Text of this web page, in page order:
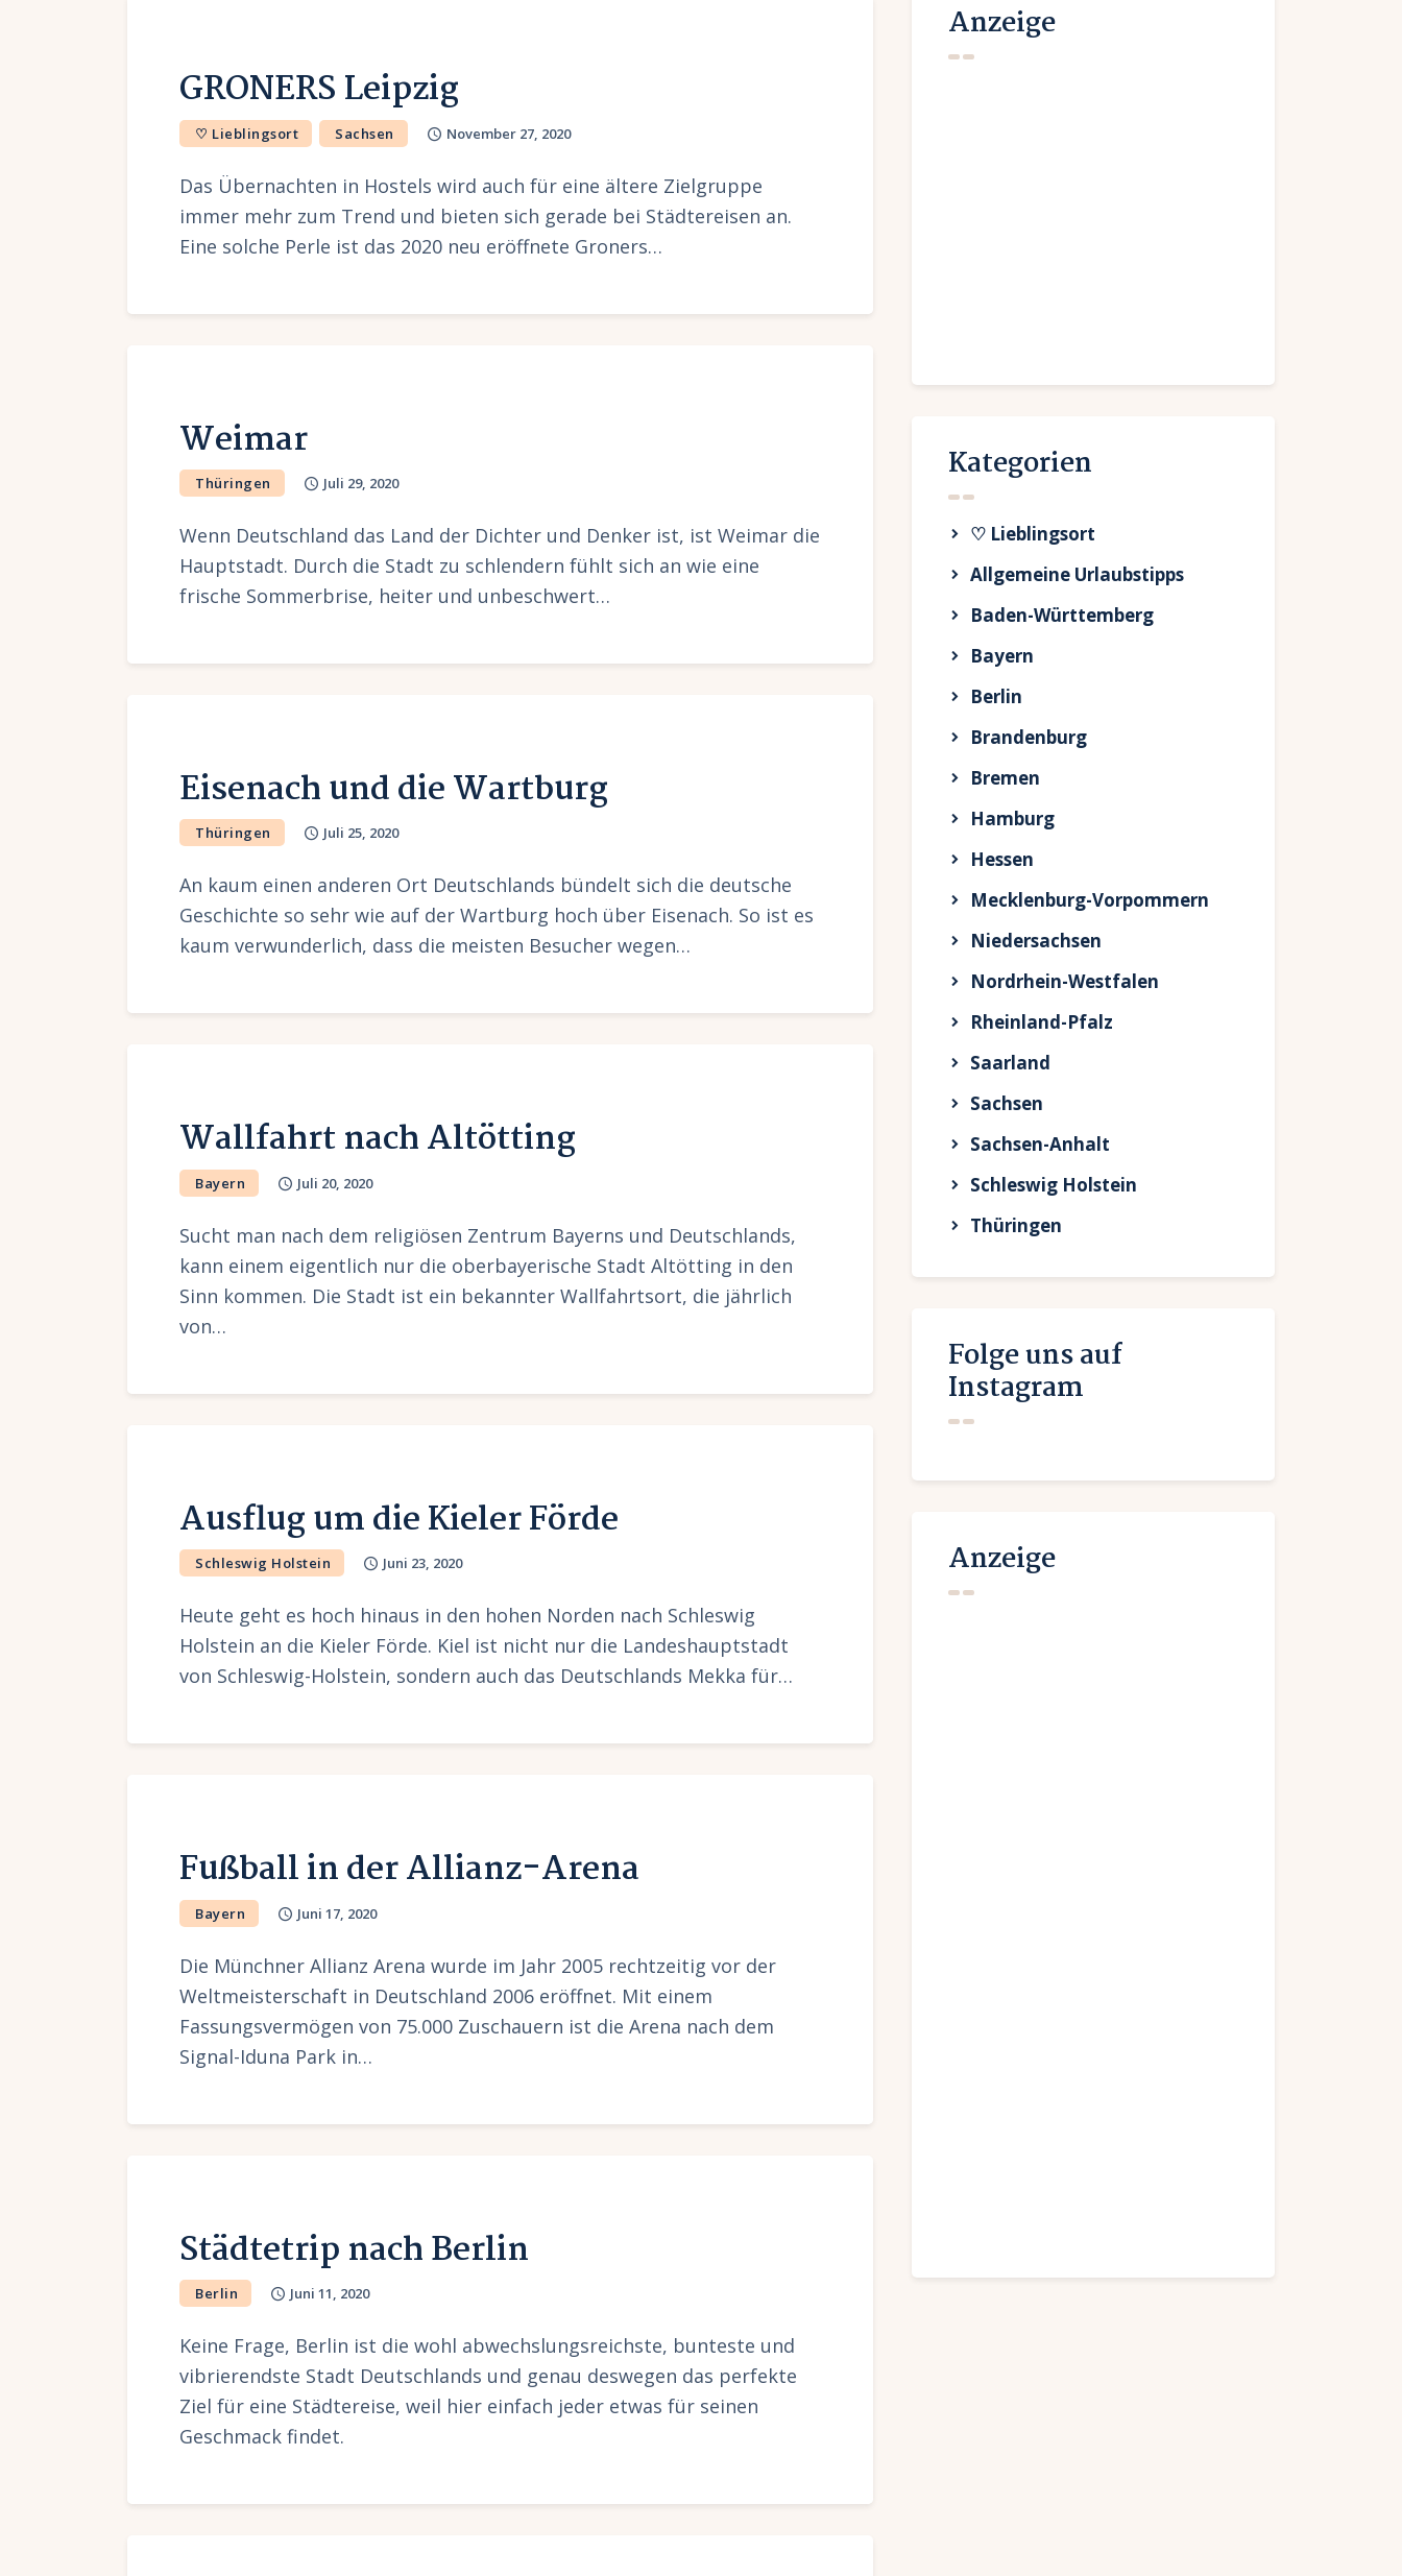
GRONERS Leipzig
♡ Lieblingsort Sachsen November 27, 2020
Das Übernachten in Hostels wird auch für eine ältere Zielgruppe
immer mehr zum Trend und bieten sich gerade bei Städtereisen an.
Eine solche Perle ist das 2020 neu eröffnete Groners…
Weimar
Thüringen Juli 29, 2020
Wenn Deutschland das Land der Dichter und Denker ist, ist Weimar die
Hauptstadt. Durch die Stadt zu schlendern fühlt sich an wie eine
frische Sommerbrise, heiter und unbeschwert…
Eisenach und die Wartburg
Thüringen Juli 25, 2020
An kaum einen anderen Ort Deutschlands bündelt sich die deutsche
Geschichte so sehr wie auf der Wartburg hoch über Eisenach. So ist es
kaum verwunderlich, dass die meisten Besucher wegen…
Wallfahrt nach Altötting
Bayern Juli 20, 2020
Sucht man nach dem religiösen Zentrum Bayerns und Deutschlands,
kann einem eigentlich nur die oberbayerische Stadt Altötting in den
Sinn kommen. Die Stadt ist ein bekannter Wallfahrtsort, die jährlich
von…
Ausflug um die Kieler Förde
Schleswig Holstein Juni 23, 2020
Heute geht es hoch hinaus in den hohen Norden nach Schleswig
Holstein an die Kieler Förde. Kiel ist nicht nur die Landeshauptstadt
von Schleswig-Holstein, sondern auch das Deutschlands Mekka für…
Fußball in der Allianz-Arena
Bayern Juni 17, 2020
Die Münchner Allianz Arena wurde im Jahr 2005 rechtzeitig vor der
Weltmeisterschaft in Deutschland 2006 eröffnet. Mit einem
Fassungsvermögen von 75.000 Zuschauern ist die Arena nach dem
Signal-Iduna Park in…
Städtetrip nach Berlin
Berlin Juni 11, 2020
Keine Frage, Berlin ist die wohl abwechslungsreichste, bunteste und
vibrierendste Stadt Deutschlands und genau deswegen das perfekte
Ziel für eine Städtereise, weil hier einfach jeder etwas für seinen
Geschmack findet.
Anzeige
Kategorien
♡ Lieblingsort
Allgemeine Urlaubstipps
Baden-Württemberg
Bayern
Berlin
Brandenburg
Bremen
Hamburg
Hessen
Mecklenburg-Vorpommern
Niedersachsen
Nordrhein-Westfalen
Rheinland-Pfalz
Saarland
Sachsen
Sachsen-Anhalt
Schleswig Holstein
Thüringen
Folge uns auf
Instagram
Anzeige